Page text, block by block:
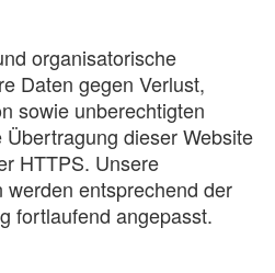
organisatorische
Daten gegen Verlust,
sowie unberechtigten
dieser Website
HTTPS. Unsere
entsprechend der
fortlaufend angepasst.